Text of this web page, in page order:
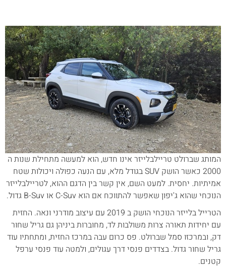
המותג שברולט טריילבלייזר אינו חדש, הוא למעשה מתחילת שנות ה
2000 כאשר הושק SUV בגודל מלא, עם הנעה כפולה ויכולות שטח
אמיתיות. יחסית. למעט השם, אין קשר בין הדגם ההוא, לטריילבלייזר
הנוכחי שהוא ג'יפון שאפשר להתווכח אם הוא C-Suv או B-Suv גדול.
הטרייל בלייזר הנוכחי הושק ב 2019 עם עיצוב מודרני ונאה. החזית
עם יחידות תאורה צרות משולבות לד, מחוברות ביניהן גם גריל שחור
דק, ובמרכזו סמל שברולט. פס כרום עבה במרכז החזית, ומתחתיו עוד
גריל שחור גדול. בצדדים פנסי דרך עגולים, ולמטה עוד פנסי ערפל
קטנים.